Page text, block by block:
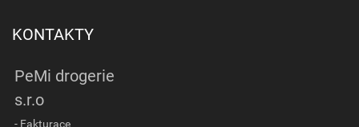
KONTAKTY
PeMi drogerie
s.r.o
- Fakturace